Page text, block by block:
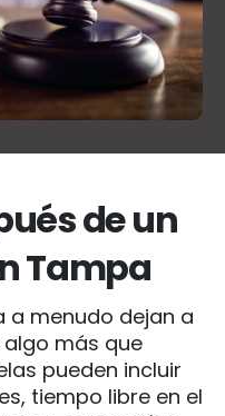
de un
Tampa
a menudo dejan a
más que
pueden incluir
tiempo libre en el